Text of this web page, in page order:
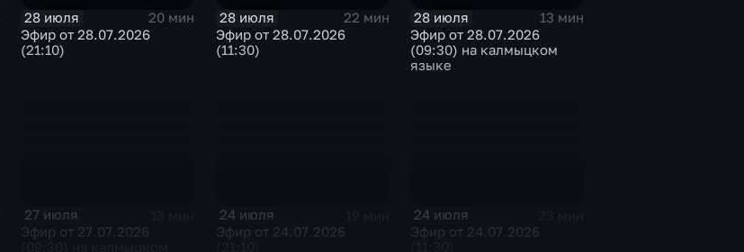
28 июля
20 мин
Эфир от 28.07.2026
(21:10)
28 июля
22 мин
Эфир от 28.07.2026
(11:30)
28 июля
13 мин
Эфир от 28.07.2026
(09:30) на калмыцком
языке
27 июля
Эфир от 27.07.2026
24 июля
Эфир от 24.07.2026
24 июля
Эфир от 24.07.2026